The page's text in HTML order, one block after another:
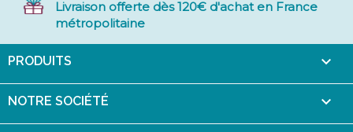
Livraison offerte dès 120€ d'achat en France
métropolitaine
PRODUITS 
NOTRE SOCIÉTÉ 